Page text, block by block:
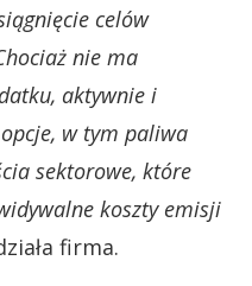
celów
nie ma
aktywnie i
w tym paliwa
sektorowe, które
koszty emisji
firma.